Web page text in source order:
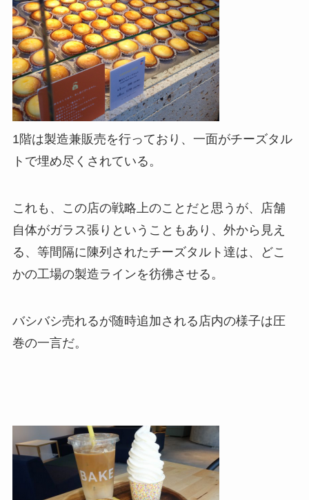
1階は製造兼販売を行っており、 一面がチーズタル
トで埋め尽くされている。
これも、 この店の戦略上のことだと思うが、
店舗
自体がガラス張りということもあり、 外から見え
る、等間隔に陳列されたチーズタルト達は、
どこ
かの工場の製造ラインを彷彿させる。
バシバシ売れるが随時追加される店内の様子は圧
巻の一言だ。